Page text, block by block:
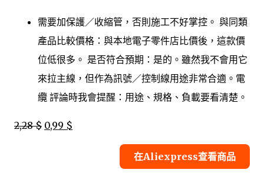
需要加保護／收縮管，否則施工不好掌控。 與同類
產品比較價格：與本地電子零件店比價後，這款價
位低很多。 是否符合預期：是的。雖然我不會用它
來拉主線，但作為訊號／控制線用途非常合適。電
纜 評論時我會提醒：用途、規格、負載要看清楚。
2,28 $ 0,99 $
在Aliexpress查看商品